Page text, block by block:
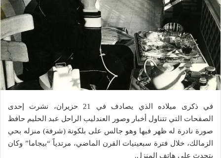
في ذكرى ميلاده الذي يصادف في 21 حزيران، نشرت إحدى
الصفحات التي تتناول أخبار وصور العندليب الراحل ​عبد الحليم حافظ​
صورة نادرة له ظهر فيها وهو جالس على بلكونة (شرفة) منزله بحي
الزمالك، خلال فترة سبعينيات القرن الماضي، مرتدياً “بيجاما” وكان
يتحدث على هاتف المنزل.